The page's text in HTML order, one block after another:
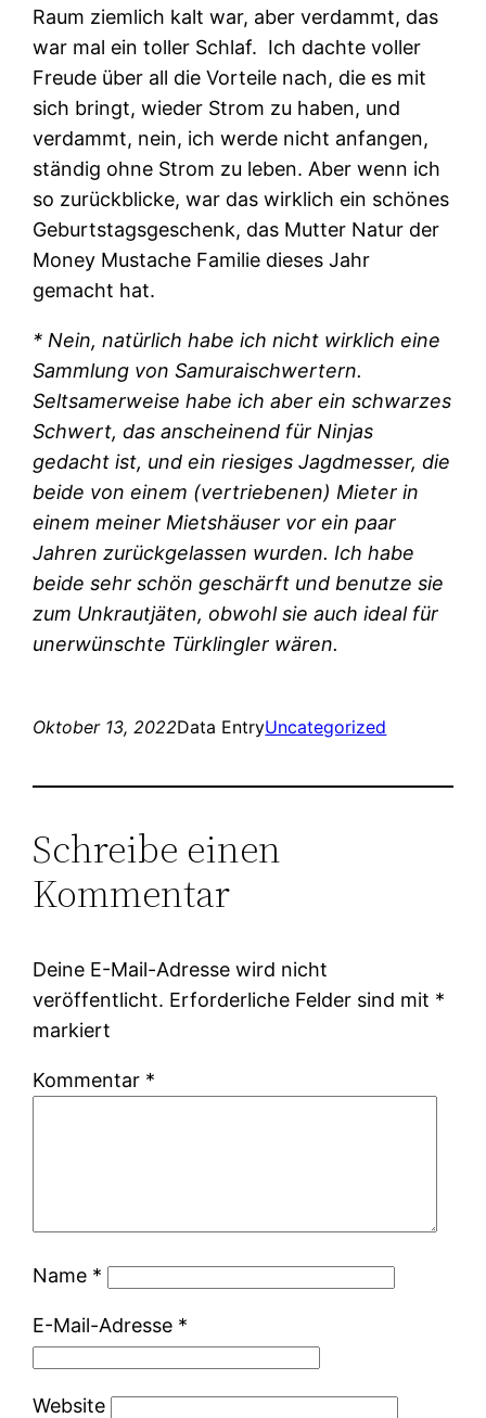
Raum ziemlich kalt war, aber verdammt, das
war mal ein toller Schlaf. Ich dachte voller
Freude über all die Vorteile nach, die es mit
sich bringt, wieder Strom zu haben, und
verdammt, nein, ich werde nicht anfangen,
ständig ohne Strom zu leben. Aber wenn ich
so zurückblicke, war das wirklich ein schönes
Geburtstagsgeschenk, das Mutter Natur der
Money Mustache Familie dieses Jahr
gemacht hat.
* Nein, natürlich habe ich nicht wirklich eine
Sammlung von Samuraischwertern.
Seltsamerweise habe ich aber ein schwarzes
Schwert, das anscheinend für Ninjas
gedacht ist, und ein riesiges Jagdmesser, die
beide von einem (vertriebenen) Mieter in
einem meiner Mietshäuser vor ein paar
Jahren zurückgelassen wurden. Ich habe
beide sehr schön geschärft und benutze sie
zum Unkrautjäten, obwohl sie auch ideal für
unerwünschte Türklingler wären.
Oktober 13, 2022Data EntryUncategorized
Schreibe einen
Kommentar
Deine E-Mail-Adresse wird nicht
veröffentlicht. Erforderliche Felder sind mit *
markiert
Kommentar *
Name *
E-Mail-Adresse *
Website